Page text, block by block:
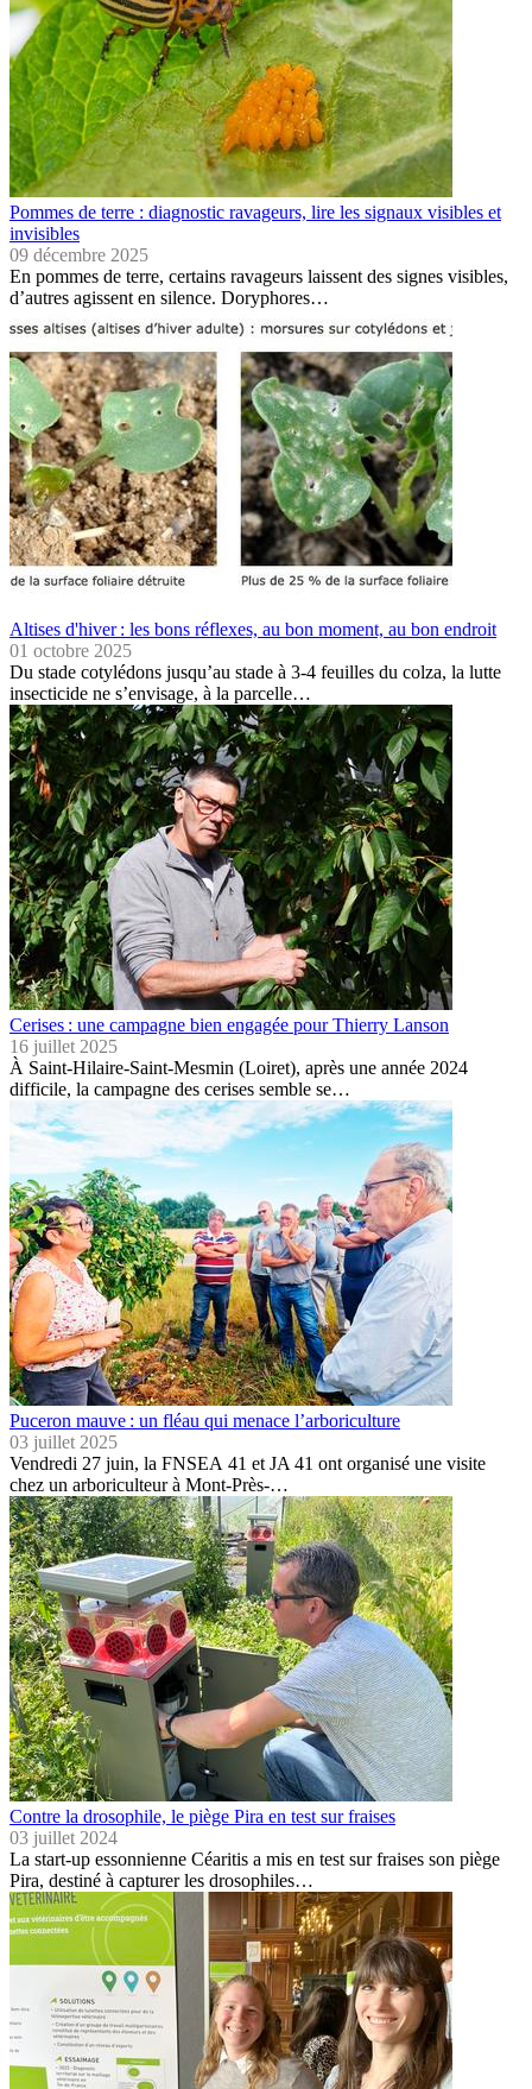
Pommes de terre : diagnostic ravageurs, lire les signaux visibles et
invisibles
09 décembre 2025
En pommes de terre, certains ravageurs laissent des signes visibles,
d’autres agissent en silence. Doryphores…
Altises d'hiver : les bons réflexes, au bon moment, au bon endroit
01 octobre 2025
Du stade cotylédons jusqu’au stade à 3-4 feuilles du colza, la lutte
insecticide ne s’envisage, à la parcelle…
Cerises : une campagne bien engagée pour Thierry Lanson
16 juillet 2025
À Saint-Hilaire-Saint-Mesmin (Loiret), après une année 2024
difficile, la campagne des cerises semble se…
Puceron mauve : un fléau qui menace l’arboriculture
03 juillet 2025
Vendredi 27 juin, la FNSEA 41 et JA 41 ont organisé une visite
chez un arboriculteur à Mont-Près-…
Contre la drosophile, le piège Pira en test sur fraises
03 juillet 2024
La start-up essonnienne Céaritis a mis en test sur fraises son piège
Pira, destiné à capturer les drosophiles…